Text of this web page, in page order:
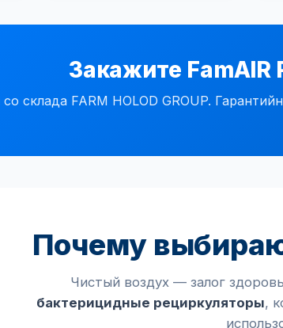
Закажите FamAIR
склада FARM HOLOD GROUP.
Почему
Чистый воздух — залог
бактерицидные рециркуляторы,